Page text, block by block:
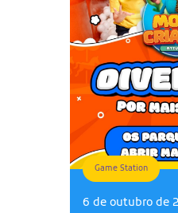
Game Station
6 de outubro de